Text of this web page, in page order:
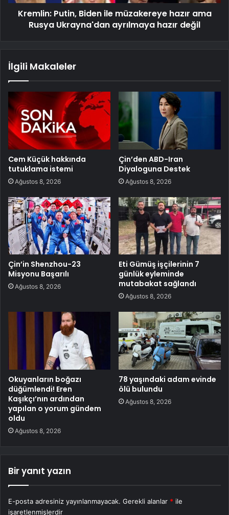
Kremlin: Putin, Biden ile müzakereye hazır ama
Rusya Ukrayna'dan ayrılmaya hazır değil
İlgili Makaleler
Cem Küçük hakkında
tutuklama istemi
Ağustos 8, 2026
Çin’den ABD-Iran
Diyaloguna Destek
Ağustos 8, 2026
Çin’in Shenzhou-23
Misyonu Başarılı
Ağustos 8, 2026
Eti Gümüş işçilerinin 7
günlük eyleminde
mutabakat sağlandı
Ağustos 8, 2026
Okuyanların boğazı
düğümlendi! Eren
Kaşıkçı’nın ardından
yapılan o yorum gündem
oldu
Ağustos 8, 2026
78 yaşındaki adam evinde
ölü bulundu
Ağustos 8, 2026
Bir yanıt yazın
E-posta adresiniz yayınlanmayacak. Gerekli alanlar * ile
işaretlenmişlerdir